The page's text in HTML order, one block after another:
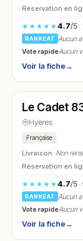
Réservation en
★★★★★4.7/5
RANKEAT
Aucun
Vote rapideAucun
Voir la fiche→
N° 16
Le Cadet
Hyères
Française
Livraison :Non
Réservation en
★★★★★4.7/5
RANKEAT
Aucun
Vote rapideAucun
Voir la fiche→